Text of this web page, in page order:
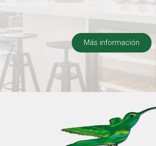
Más información